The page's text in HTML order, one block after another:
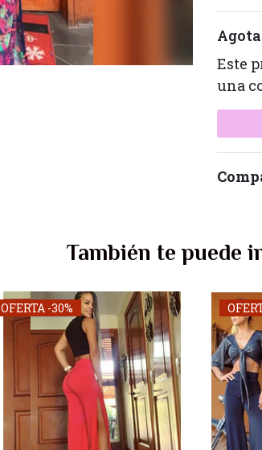
Este
una
También te puede
OFERTA -30%